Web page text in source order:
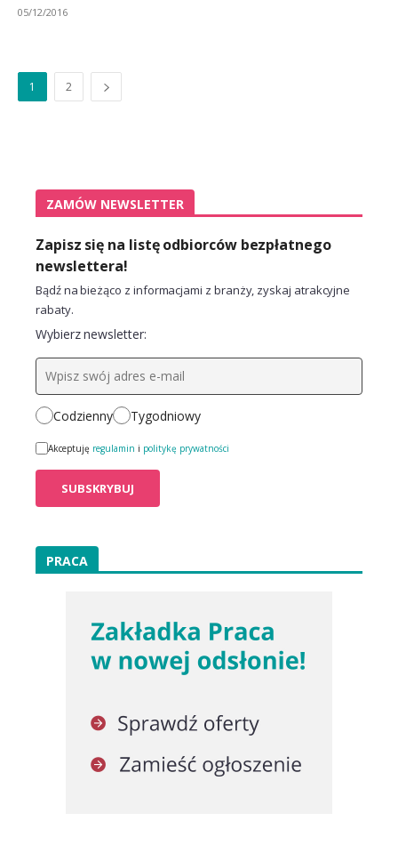
05/12/2016
1 2
ZAMÓW NEWSLETTER
Zapisz się na listę odbiorców bezpłatnego
newslettera!
Bądź na bieżąco z informacjami z branży, zyskaj atrakcyjne
rabaty.
Wybierz newsletter:
Codzienny Tygodniowy
Akceptuję regulamin i politykę prywatności
PRACA